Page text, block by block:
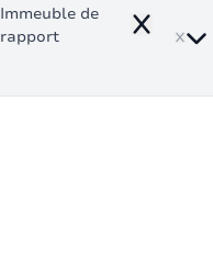
Immeuble de
rapport
Remove